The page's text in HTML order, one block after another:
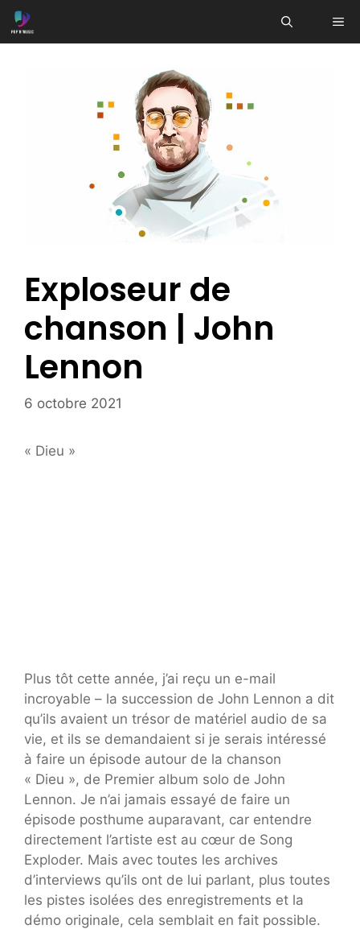
Aller
au
Exploseur de
chanson | John
Lennon
6 octobre 2021
« Dieu »
Plus tôt cette année, j’ai reçu un e-mail
incroyable – la succession de John Lennon a dit
qu’ils avaient un trésor de matériel audio de sa
vie, et ils se demandaient si je serais intéressé
à faire un épisode autour de la chanson
« Dieu », de Premier album solo de John
Lennon. Je n’ai jamais essayé de faire un
épisode posthume auparavant, car entendre
directement l’artiste est au cœur de Song
Exploder. Mais avec toutes les archives
d’interviews qu’ils ont de lui parlant, plus toutes
les pistes isolées des enregistrements et la
démo originale, cela semblait en fait possible.